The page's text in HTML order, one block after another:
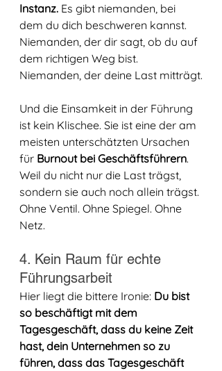
Instanz. Es gibt niemanden, bei
dem du dich beschweren kannst.
Niemanden, der dir sagt, ob du auf
dem richtigen Weg bist.
Niemanden, der deine Last mitträgt.
Und die Einsamkeit in der Führung
ist kein Klischee. Sie ist eine der am
meisten unterschätzten Ursachen
für Burnout bei Geschäftsführern.
Weil du nicht nur die Last trägst,
sondern sie auch noch allein trägst.
Ohne Ventil. Ohne Spiegel. Ohne
Netz.
4. Kein Raum für echte
Führungsarbeit
Hier liegt die bittere Ironie: Du bist
so beschäftigt mit dem
Tagesgeschäft, dass du keine Zeit
hast, dein Unternehmen so zu
führen, dass das Tagesgeschäft